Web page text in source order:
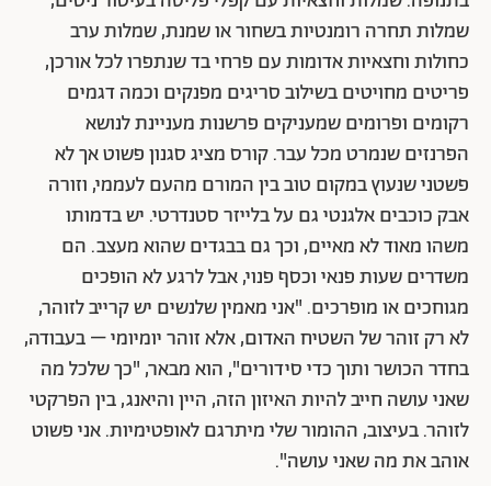
שמלות תחרה רומנטיות בשחור או שמנת, שמלות ערב
כחולות וחצאיות אדומות עם פרחי בד שנתפרו לכל אורכן,
פריטים מחויטים בשילוב סריגים מפנקים וכמה דגמים
רקומים ופרומים שמעניקים פרשנות מעניינת לנושא
הפרנזים שנמרט מכל עבר. קורס מציג סגנון פשוט אך לא
פשטני שנעוץ במקום טוב בין המורם מהעם לעממי, וזורה
אבק כוכבים אלגנטי גם על בלייזר סטנדרטי. יש בדמותו
משהו מאוד לא מאיים, וכך גם בבגדים שהוא מעצב. הם
משדרים שעות פנאי וכסף פנוי, אבל לרגע לא הופכים
מגוחכים או מופרכים. "אני מאמין שלנשים יש קרייב לזוהר,
לא רק זוהר של השטיח האדום, אלא זוהר יומיומי – בעבודה,
בחדר הכושר ותוך כדי סידורים", הוא מבאר, "כך שלכל מה
שאני עושה חייב להיות האיזון הזה, היין והיאנג, בין הפרקטי
לזוהר. בעיצוב, ההומור שלי מיתרגם לאופטימיות. אני פשוט
אוהב את מה שאני עושה".